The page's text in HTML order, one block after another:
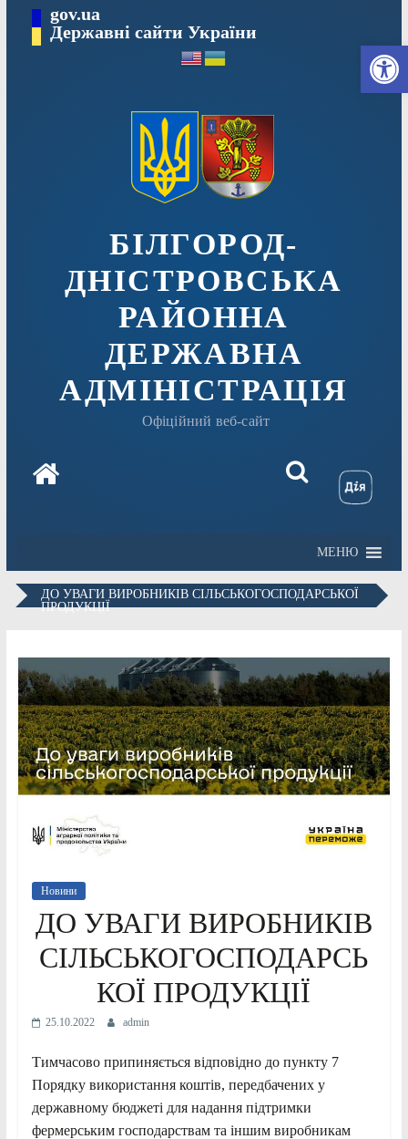
вмісту
gov.ua
Державні сайти України
БІЛГОРОД-
ДНІСТРОВСЬКА
РАЙОННА
ДЕРЖАВНА
АДМІНІСТРАЦІЯ
Офіційний веб-сайт
МЕНЮ
ДО УВАГИ ВИРОБНИКІВ СІЛЬСЬКОГОСПОДАРСЬКОЇ
ПРОДУКЦІЇ
Новини
ДО УВАГИ ВИРОБНИКІВ
СІЛЬСЬКОГОСПОДАРСЬ
КОЇ ПРОДУКЦІЇ
25.10.2022 admin
Тимчасово припиняється відповідно до пункту 7
Порядку використання коштів, передбачених у
державному бюджеті для надання підтримки
фермерським господарствам та іншим виробникам